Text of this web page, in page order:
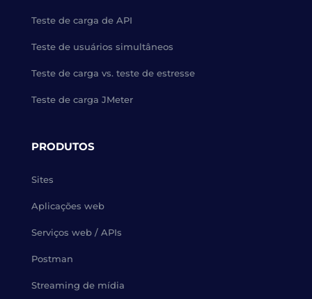
Teste de carga de API
Teste de usuários simultâneos
Teste de carga vs. teste de estresse
Teste de carga JMeter
PRODUTOS
Sites
Aplicações web
Serviços web / APIs
Postman
Streaming de mídia